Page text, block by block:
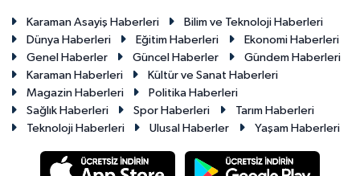
Karaman Asayiş Haberleri
Bilim ve Teknoloji Haberleri
Dünya Haberleri
Eğitim Haberleri
Ekonomi Haberleri
Genel Haberler
Güncel Haberler
Gündem Haberleri
Karaman Haberleri
Kültür ve Sanat Haberleri
Magazin Haberleri
Politika Haberleri
Sağlık Haberleri
Spor Haberleri
Tarım Haberleri
Teknoloji Haberleri
Ulusal Haberler Yaşam Haberleri